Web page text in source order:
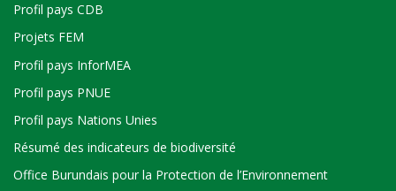
Profil pays CDB
Projets FEM
Profil pays InforMEA
Profil pays PNUE
Profil pays Nations Unies
Résumé des indicateurs de biodiversité
Office Burundais pour la Protection de l’Environnement